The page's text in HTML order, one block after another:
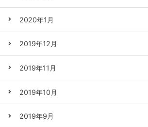
2020年1月
2019年12月
2019年11月
2019年10月
2019年9月